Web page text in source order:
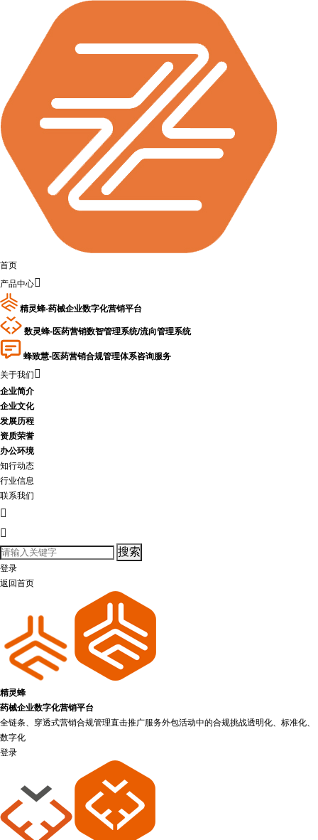
首页
产品中心
精灵蜂-药械企业数字化营销平台
数灵蜂-医药营销数智管理系统/流向管理系统
蜂致慧-医药营销合规管理体系咨询服务
关于我们 
企业简介
企业文化
发展历程
资质荣誉
办公环境
知行动态
行业信息
联系我们


登录
返回首页
精灵蜂
药械企业数字化营销平台
全链条、穿透式营销合规管理直击推广服务外包活动中的合规挑战透明化、标准化、
数字化
登录